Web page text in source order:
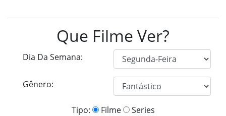
Que Filme Ver?
Dia Da Semana:
Gênero:
Tipo: Filme Series